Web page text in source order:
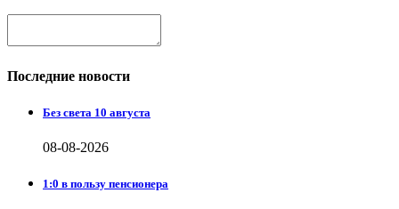
Последние новости
Без света 10 августа
08-08-2026
1:0 в пользу пенсионера